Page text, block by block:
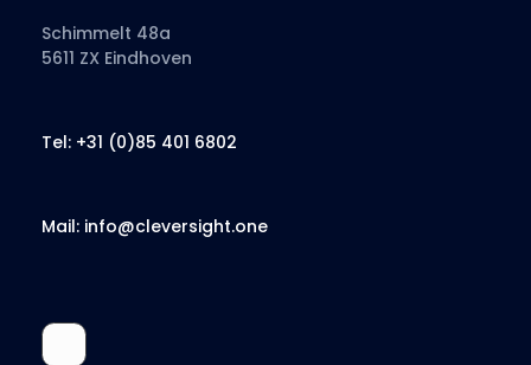
Schimmelt 48a
5611 ZX Eindhoven
Tel: +31 (0)85 401 6802
Mail: info@cleversight.one